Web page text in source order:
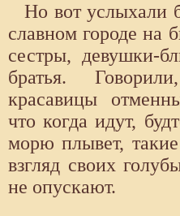
Но вот услыхали
славном городе на
сестры, девушки-
братья.
красавицы
что когда идут,
морю плывет,
взгляд своих
не опускают.